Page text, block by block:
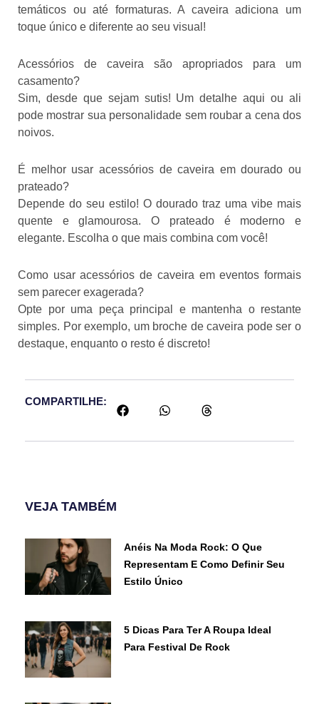
temáticos ou até formaturas. A caveira adiciona um
toque único e diferente ao seu visual!
Acessórios de caveira são apropriados para um
casamento?
Sim, desde que sejam sutis! Um detalhe aqui ou ali
pode mostrar sua personalidade sem roubar a cena dos
noivos.
É melhor usar acessórios de caveira em dourado ou
prateado?
Depende do seu estilo! O dourado traz uma vibe mais
quente e glamourosa. O prateado é moderno e
elegante. Escolha o que mais combina com você!
Como usar acessórios de caveira em eventos formais
sem parecer exagerada?
Opte por uma peça principal e mantenha o restante
simples. Por exemplo, um broche de caveira pode ser o
destaque, enquanto o resto é discreto!
COMPARTILHE:
VEJA TAMBÉM
Anéis Na Moda Rock: O Que
Representam E Como Definir Seu
Estilo Único
5 Dicas Para Ter A Roupa Ideal
Para Festival De Rock